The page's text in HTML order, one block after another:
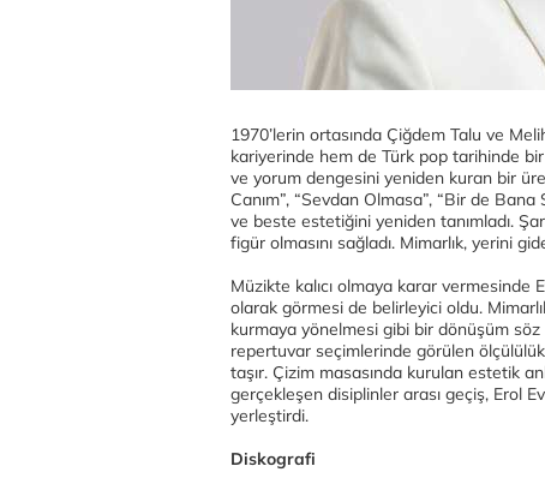
1970’lerin ortasında Çiğdem Talu ve
kariyerinde hem de Türk pop tarihinde
ve yorum dengesini yeniden kuran bir
Canım”, “Sevdan Olmasa”, “Bir de
ve beste estetiğini yeniden tanımladı.
figür olmasını sağladı. Mimarlık, yerini
Müzikte kalıcı olmaya karar vermesinde
olarak görmesi de belirleyici oldu.
kurmaya yönelmesi gibi bir dönüşüm
repertuvar seçimlerinde görülen
taşır. Çizim masasında kurulan estetik
gerçekleşen disiplinler arası geçiş, Erol
yerleştirdi.
Diskografi